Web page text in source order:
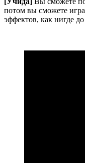
потом вы сможете
эффектов, как нигде до